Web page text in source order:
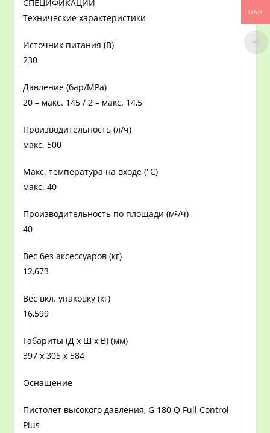
СПЕЦИФИКАЦИИ
Технические характеристики
Источник питания (В)
230
Давление (бар/MPa)
20 – макс. 145 / 2 – макс. 14,5
Производительность (л/ч)
макс. 500
Макс. температура на входе (°C)
макс. 40
Производительность по площади (м²/ч)
40
Вес без аксессуаров (кг)
12,673
Вес вкл. упаковку (кг)
16,599
Габариты (Д x Ш x В) (мм)
397 x 305 x 584
Оснащение
Пистолет высокого давления, G 180 Q Full Control
Plus
UAH